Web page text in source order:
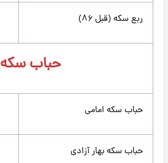
ربع سکه (قبل ۸۶)
حباب سکه
حباب سکه امامی
حباب سکه بهار آزادی